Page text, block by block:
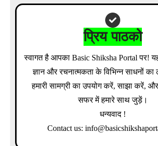
प्रिय पाठको
स्वागत है आपका Basic Shiksha Portal पर!
ज्ञान और रचनात्मकता के विभिन्न साधनों का
हमारी सामग्री का उपयोग करें, साझा करें,
सफर में हमारे साथ जुड़ें।
धन्यवाद !
Contact us: